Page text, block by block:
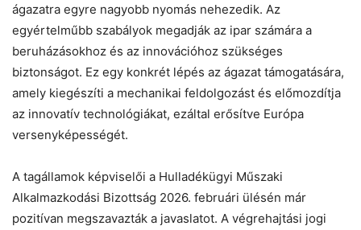
ágazatra egyre nagyobb nyomás nehezedik. Az
egyértelműbb szabályok megadják az ipar számára a
beruházásokhoz és az innovációhoz szükséges
biztonságot. Ez egy konkrét lépés az ágazat támogatására,
amely kiegészíti a mechanikai feldolgozást és előmozdítja
az innovatív technológiákat, ezáltal erősítve Európa
versenyképességét.
A tagállamok képviselői a Hulladékügyi Műszaki
Alkalmazkodási Bizottság 2026. februári ülésén már
pozitívan megszavazták a javaslatot. A végrehajtási jogi